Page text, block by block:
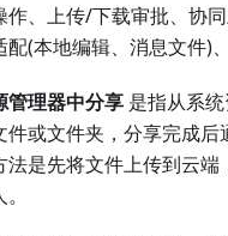
、上传/下载审批、协同
(本地编辑、消息文件)
管理器中分享 是指从系
件或文件夹，分享完成后
法是先将文件上传到云端